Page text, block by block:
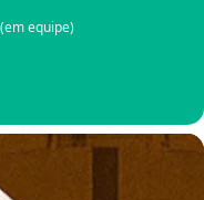
equipe)